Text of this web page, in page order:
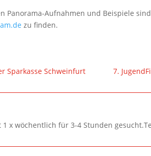
Panorama-Aufnahmen und Beispiele
zu finden.
Sparkasse Schweinfurt 7.
x wöchentlich für 3-4 Stunden